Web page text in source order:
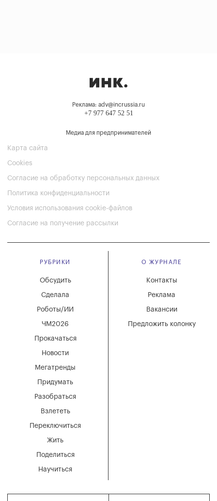
Реклама: adv@incrussia.ru
+7 977 647 52 51
Медиа для предпринимателей
Карта сайта
Cookies
Согласие на обработку персональных данных
Политика конфиденциальности
Условия использования cookie-файлов
Согласие на получение рассылки
РУБРИКИ
Мегатренды
Придумать
Разобраться
Взлететь
Новости
Переключиться
Жить
Поделиться
Научиться
Обсудить
Сделала
Роботы/ИИ
ЧМ2026
Прокачаться
О ЖУРНАЛЕ
Вакансии
Реклама
Контакты
Предложить колонку